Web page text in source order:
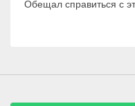
Обещал справиться с